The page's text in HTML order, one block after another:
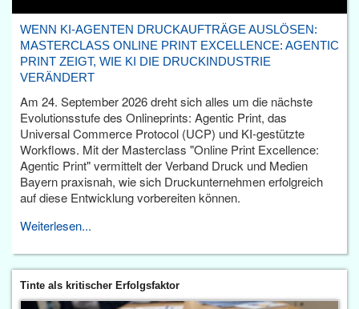
WENN KI-AGENTEN DRUCKAUFTRÄGE AUSLÖSEN:
MASTERCLASS ONLINE PRINT EXCELLENCE: AGENTIC
PRINT ZEIGT, WIE KI DIE DRUCKINDUSTRIE
VERÄNDERT
Am 24. September 2026 dreht sich alles um die nächste
Evolutionsstufe des Onlineprints: Agentic Print, das
Universal Commerce Protocol (UCP) und KI-gestützte
Workflows. Mit der Masterclass "Online Print Excellence:
Agentic Print" vermittelt der Verband Druck und Medien
Bayern praxisnah, wie sich Druckunternehmen erfolgreich
auf diese Entwicklung vorbereiten können.
Weiterlesen...
Tinte als kritischer Erfolgsfaktor